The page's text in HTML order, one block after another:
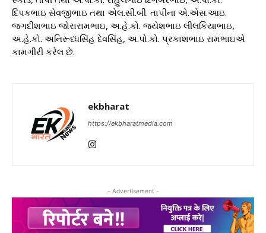
દિપકભાઇ સેવજીભાઇ તથા એલ.સી.બી. તાપીના એ.એસ.આઇ.
જગદીશભાઇ જોરારામભાઇ, અ.હે.કો. જયેશભાઇ લીલકિયાભાઇ,
અ.હે.કો. અનિરૂધ્ધસિંહ દેવસિંહ, અ.પો.કો. પ્રકાશભાઇ રામભાઇએ
કામગીરી કરેલ છે.
ekbharat
https://ekbharatmedia.com
- Advertisement -